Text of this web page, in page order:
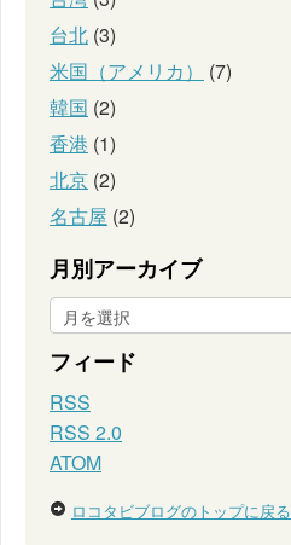
台北 (3)
米国（アメリカ）
(7)
韓国 (2)
香港 (1)
北京 (2)
名古屋 (2)
月別アーカイブ
フィード
RSS
RSS 2.0
ATOM
ロコタビブログのトップに戻る